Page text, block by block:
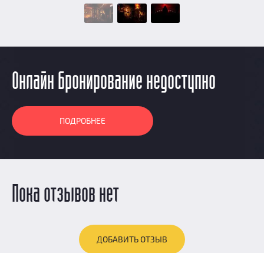
Онлайн бронирование недоступно
ПОДРОБНЕЕ
Пока отзывов нет
ДОБАВИТЬ ОТЗЫВ